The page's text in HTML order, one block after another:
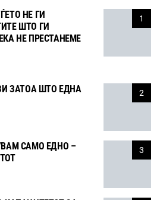
1
НЕ ГИ
ШТО ГИ
НЕ ПРЕСТАНЕМЕ
2
ЗАТОА ШТО ЕДНА
3
САМО ЕДНО –